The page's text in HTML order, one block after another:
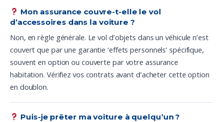
Mon assurance couvre-t-elle le vol
d’accessoires dans la voiture ?
Non, en règle générale. Le vol d’objets dans un véhicule n’est
couvert que par une garantie ‘effets personnels’ spécifique,
souvent en option ou couverte par votre assurance
habitation. Vérifiez vos contrats avant d’acheter cette option
en doublon.
Puis-je prêter ma voiture à quelqu’un ?